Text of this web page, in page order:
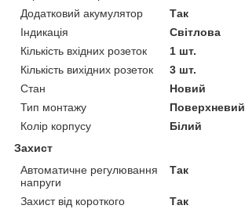
Додатковий акумулятор
Так
Індикація
Світлова
Кількість вхідних розеток
1 шт.
Кількість вихідних розеток
3 шт.
Стан
Новий
Тип монтажу
Поверхневий
Колір корпусу
Білий
Захист
Автоматичне регулювання
напруги
Так
Захист від короткого
Так